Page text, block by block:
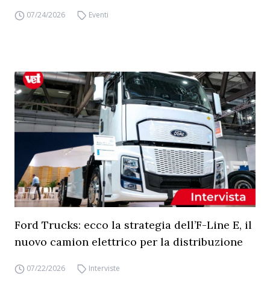
07/24/2026 Eventi
Ford Trucks: ecco la strategia dell’F-Line E, il
nuovo camion elettrico per la distribuzione
07/22/2026 Interviste